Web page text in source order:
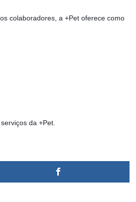
colaboradores, a +Pet oferece como
da +Pet.